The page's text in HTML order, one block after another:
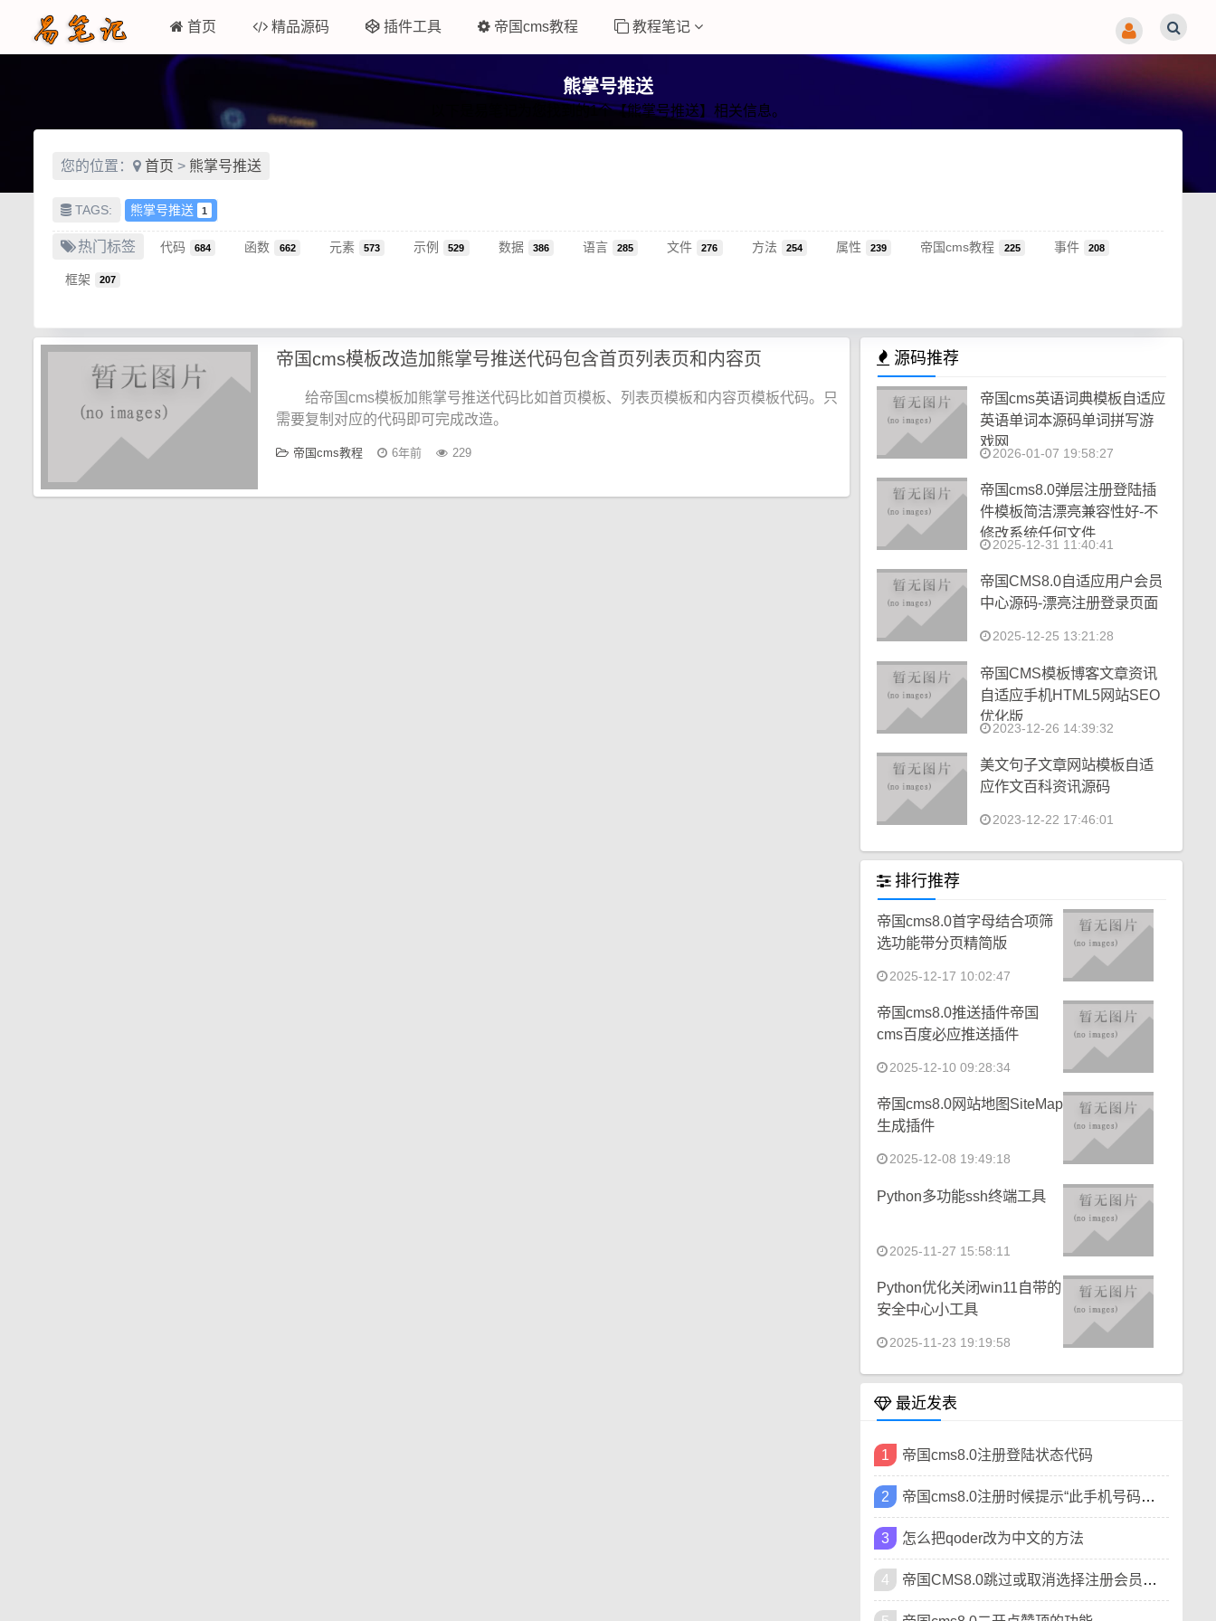
首页 精品源码 插件工具 帝国cms教程 教程笔记
熊掌号推送
以下是易笔记为您找到的1个【熊掌号推送】相关信息。
您的位置： 首页 > 熊掌号推送
TAGS: 熊掌号推送 1
热门标签 代码 684 函数 662 元素 573 示例 529 数据 386 语言 285 文件 276 方法 254 属性 239 帝国cms教程 225 事件 208
框架 207
帝国cms模板改造加熊掌号推送代码包含首页列表页和内容页
给帝国cms模板加熊掌号推送代码比如首页模板、列表页模板和内容页模板代码。只
需要复制对应的代码即可完成改造。
帝国cms教程 6年前 229
源码推荐
帝国cms英语词典模板自适应
英语单词本源码单词拼写游
戏网
2026-01-07 19:58:27
帝国cms8.0弹层注册登陆插
件模板简洁漂亮兼容性好-不
修改系统任何文件
2025-12-31 11:40:41
帝国CMS8.0自适应用户会员
中心源码-漂亮注册登录页面
2025-12-25 13:21:28
帝国CMS模板博客文章资讯
自适应手机HTML5网站SEO
优化版
2023-12-26 14:39:32
美文句子文章网站模板自适
应作文百科资讯源码
2023-12-22 17:46:01
排行推荐
帝国cms8.0首字母结合项筛
选功能带分页精简版
2025-12-17 10:02:47
帝国cms8.0推送插件帝国
cms百度必应推送插件
2025-12-10 09:28:34
帝国cms8.0网站地图SiteMap
生成插件
2025-12-08 19:49:18
Python多功能ssh终端工具
2025-11-27 15:58:11
Python优化关闭win11自带的
安全中心小工具
2025-11-23 19:19:58
最近发表
1 帝国cms8.0注册登陆状态代码
2 帝国cms8.0注册时候提示“此手机号码已被注册”
3 怎么把qoder改为中文的方法
4 帝国CMS8.0跳过或取消选择注册会员类型方法